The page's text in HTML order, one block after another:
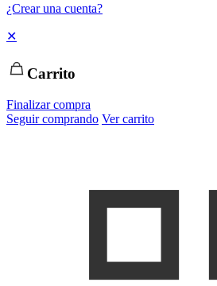
¿Crear una cuenta?
✕
Carrito
Finalizar compra
Seguir comprando Ver carrito